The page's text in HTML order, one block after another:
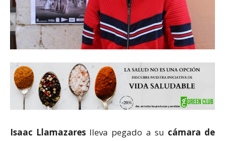
Isaac Llamazares lleva pegado a su cámara de